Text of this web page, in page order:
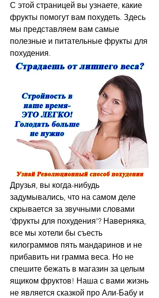
С этой страницей вы узнаете, какие
фрукты помогут вам похудеть. Здесь
мы представляем вам самые
полезные и питательные фрукты для
похудения.
Друзья, вы когда-нибудь
задумывались, что на самом деле
скрывается за звучными словами
'фрукты для похудения'? Наверняка,
все мы хотели бы съесть
килограммов пять мандаринов и не
прибавить ни грамма веса. Но не
спешите бежать в магазин за целым
ящиком фруктов! Наша с вами жизнь
не является сказкой про Али-Бабу и